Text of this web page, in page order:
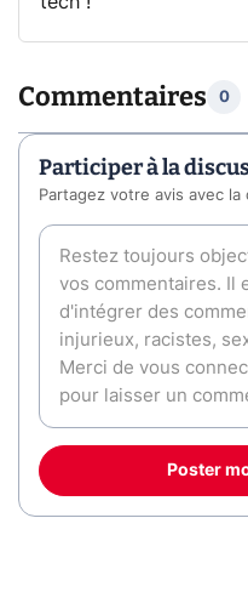
Commentaires 0
Participer à la
Partagez votre avis avec la
Poster